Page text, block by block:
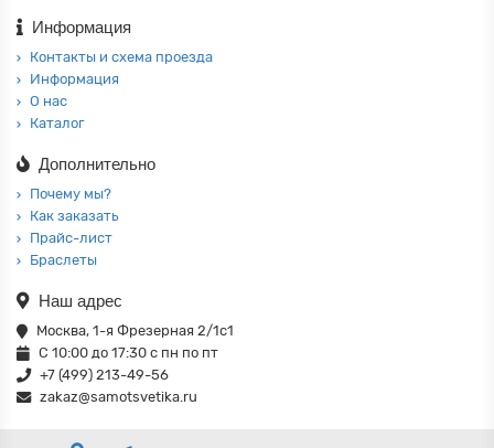
Информация
Контакты и схема проезда
Информация
О нас
Каталог
Дополнительно
Почему мы?
Как заказать
Прайс-лист
Браслеты
Наш адрес
Москва, 1-я Фрезерная 2/1с1
С 10:00 до 17:30 с пн по пт
+7 (499) 213-49-56
zakaz@samotsvetika.ru